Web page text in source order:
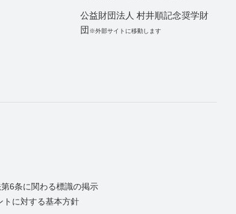
公益財団法人 村井順記念奨学財
団※外部サイトに移動します
6条に関わる標識の掲示
トに対する基本方針